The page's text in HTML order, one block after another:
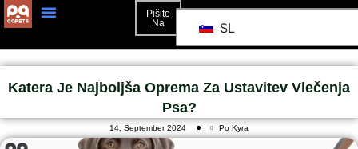
Pišite
Na
SL
Katera Je Najboljša Oprema Za Ustavitev Vlečenja
Psa?
14. September 2024 Po Kyra